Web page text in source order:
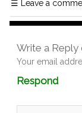
☰ Leave a
Write a
Your email
Respond
box